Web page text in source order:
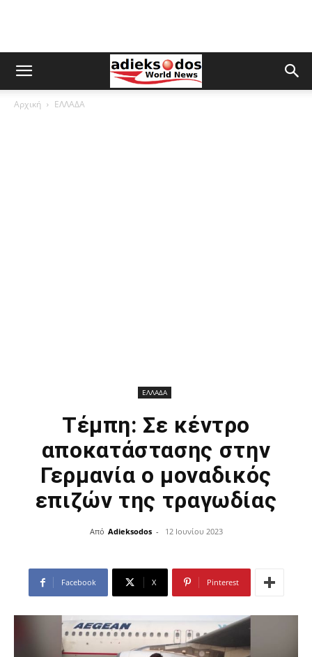
Αρχική ΕΛΛΑΔΑ
ΕΛΛΑΔΑ
Τέμπη: Σε κέντρο
αποκατάστασης στην
Γερμανία ο μοναδικός
επιζών της τραγωδίας
Από Adieksodos - 12 Ιουνίου 2023
Facebook X Pinterest